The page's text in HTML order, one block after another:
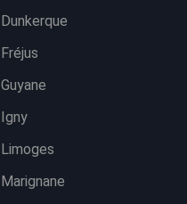
Dunkerque
Fréjus
Guyane
Igny
Limoges
Marignane